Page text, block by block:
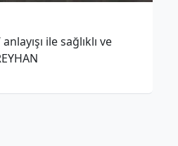
ile sağlıklı ve